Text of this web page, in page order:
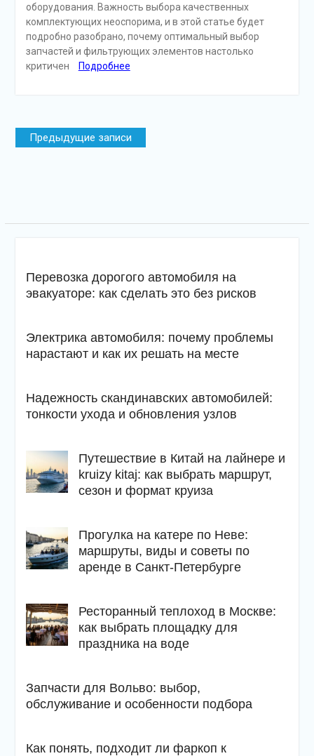
оборудования. Важность выбора качественных
комплектующих неоспорима, и в этой статье будет
подробно разобрано, почему оптимальный выбор
запчастей и фильтрующих элементов настолько
критичен
Подробнее
Навигация
по
Предыдущие записи
Перевозка дорогого автомобиля на
эвакуаторе: как сделать это без рисков
Электрика автомобиля: почему проблемы
нарастают и как их решать на месте
Надежность скандинавских автомобилей:
тонкости ухода и обновления узлов
Путешествие в Китай на лайнере и
kruizy kitaj: как выбрать маршрут,
сезон и формат круиза
Прогулка на катере по Неве:
маршруты, виды и советы по
аренде в Санкт-Петербурге
Ресторанный теплоход в Москве:
как выбрать площадку для
праздника на воде
Запчасти для Вольво: выбор,
обслуживание и особенности подбора
Как понять, подходит ли фаркоп к